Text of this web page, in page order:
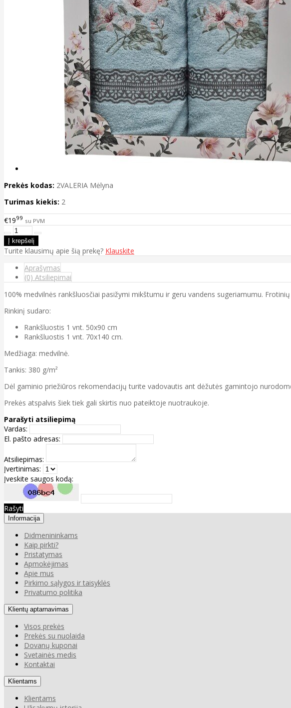
Prekės kodas: 2VALERIA Mėlyna
Turimas kiekis: 2
€1999 su PVM
Turite klausimų apie šią prekę? Klauskite
Aprašymas
(0) Atsiliepimai
100% medvilnės rankšluosčiai pasižymi mikštumu ir geru vandens sugeriamumu.
Rinkinį sudaro:
Rankšluostis 1 vnt. 50x90 cm
Rankšluostis 1 vnt. 70x140 cm.
Medžiaga: medvilnė.
Tankis: 380 g/m²
Dėl gaminio priežiūros rekomendacijų turite vadovautis ant dėžutės gamintojo
Prekės atspalvis šiek tiek gali skirtis nuo pateiktoje nuotraukoje.
Parašyti atsiliepimą
Vardas:
El. pašto adresas:
Atsiliepimas:
Įvertinimas:
Įveskite saugos kodą:
Rašyti
Informacija
Didmenininkams
Kaip pirkti?
Pristatymas
Apmokėjimas
Apie mus
Pirkimo sąlygos ir taisyklės
Privatumo politika
Klientų aptarnavimas
Visos prekės
Prekės su nuolaida
Dovanų kuponai
Svetainės medis
Kontaktai
Klientams
Klientams